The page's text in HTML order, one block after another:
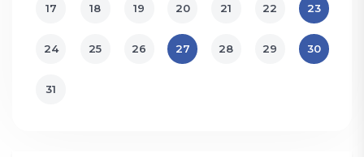
17 18 19 20 21 22 23
24 25 26 27 28 29 30
31